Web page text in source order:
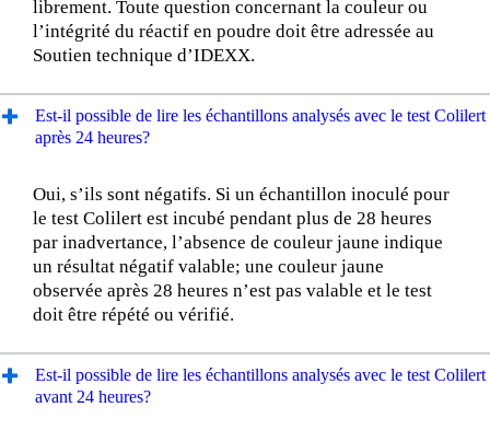
librement. Toute question concernant la couleur ou
l’intégrité du réactif en poudre doit être adressée au
Soutien technique d’IDEXX.
Est-il possible de lire les échantillons analysés avec le test Colilert
après 24 heures?
Oui, s’ils sont négatifs. Si un échantillon inoculé pour
le test Colilert est incubé pendant plus de 28 heures
par inadvertance, l’absence de couleur jaune indique
un résultat négatif valable; une couleur jaune
observée après 28 heures n’est pas valable et le test
doit être répété ou vérifié.
Est-il possible de lire les échantillons analysés avec le test Colilert
avant 24 heures?